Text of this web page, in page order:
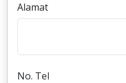
Alamat
No. Tel